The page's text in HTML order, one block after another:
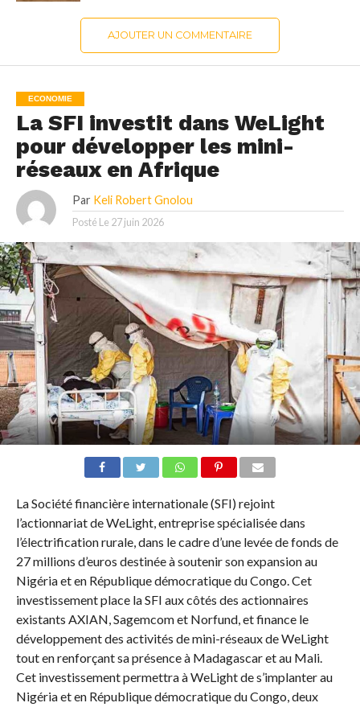
AJOUTER UN COMMENTAIRE
ECONOMIE
La SFI investit dans WeLight
pour développer les mini-
réseaux en Afrique
Par Keli Robert Gnolou
Posté Le 27 juin 2026
La Société financière internationale (SFI) rejoint
l’actionnariat de WeLight, entreprise spécialisée dans
l’électrification rurale, dans le cadre d’une levée de fonds de
27 millions d’euros destinée à soutenir son expansion au
Nigéria et en République démocratique du Congo. Cet
investissement place la SFI aux côtés des actionnaires
existants AXIAN, Sagemcom et Norfund, et finance le
développement des activités de mini-réseaux de WeLight
tout en renforçant sa présence à Madagascar et au Mali.
Cet investissement permettra à WeLight de s’implanter au
Nigéria et en République démocratique du Congo, deux